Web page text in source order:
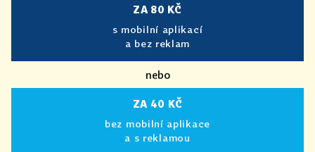
ZA 80 KČ
s mobilní aplikací
a bez reklam
nebo
ZA 40 KČ
bez mobilní aplikace
a s reklamou